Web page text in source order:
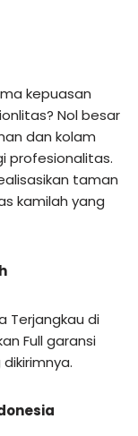
kepuasan
Nol besar
dan kolam
profesionalitas.
taman
kamilah yang
Terjangkau di
Full garansi